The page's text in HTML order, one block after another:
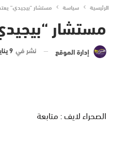
الرئيسية سياسة مستشار “بيجيدي”
مستشار
إدارة الموقع نشر في 9 يناير 2016 الساعة 10 و 33 دقيقة
الصحراء لايف : متابعة